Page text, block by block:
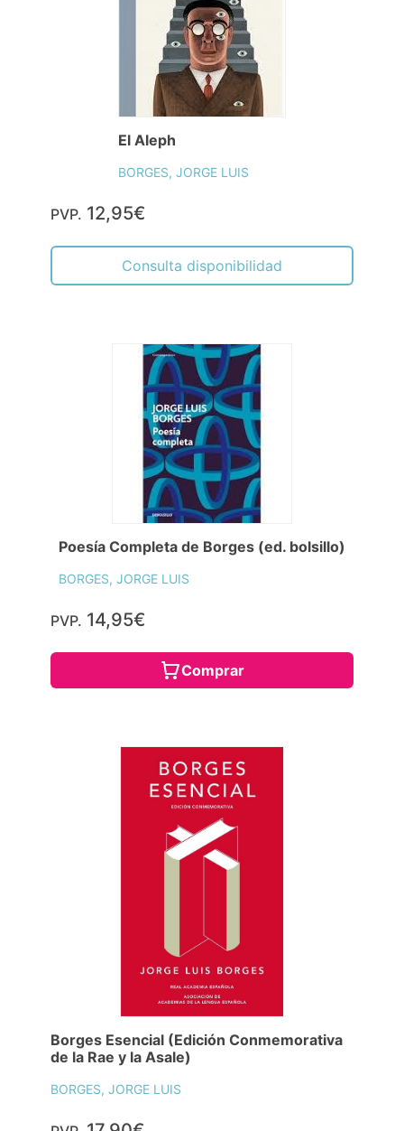
El Aleph
BORGES, JORGE LUIS
PVP. 12,95€
Consulta disponibilidad
Poesía Completa de Borges (ed. bolsillo)
BORGES, JORGE LUIS
PVP. 14,95€
Comprar
Borges Esencial (Edición Conmemorativa
de la Rae y la Asale)
BORGES, JORGE LUIS